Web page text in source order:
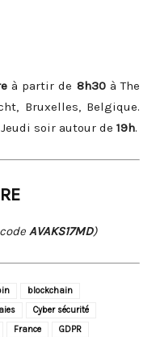
à partir de 8h30à The
Bruxelles, Belgique.
soir autour de 19h.
AVAKS17MD)
blockchain
Cyber sécurité
France
GDPR